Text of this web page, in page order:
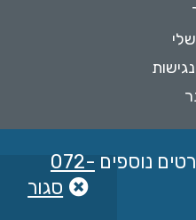
נוספים 072-
סגור